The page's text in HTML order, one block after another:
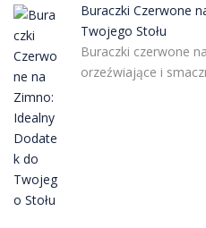
Buraczki Czerwone
Twojego Stołu
Buraczki czerwone
orzeźwiające i